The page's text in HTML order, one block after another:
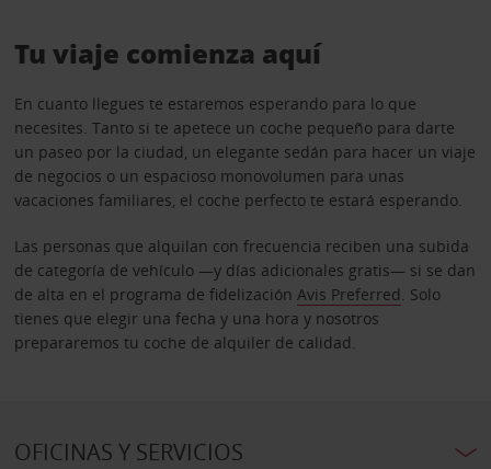
Tu viaje comienza aquí
En cuanto llegues te estaremos esperando para lo que
necesites. Tanto si te apetece un coche pequeño para darte
un paseo por la ciudad, un elegante sedán para hacer un viaje
de negocios o un espacioso monovolumen para unas
vacaciones familiares, el coche perfecto te estará esperando.
Las personas que alquilan con frecuencia reciben una subida
de categoría de vehículo —y días adicionales gratis— si se dan
de alta en el programa de fidelización Avis Preferred. Solo
tienes que elegir una fecha y una hora y nosotros
prepararemos tu coche de alquiler de calidad.
OFICINAS Y SERVICIOS